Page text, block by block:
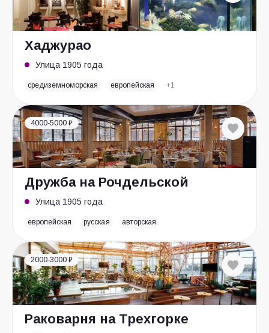
Хаджурао
Улица 1905 года
средиземноморская европейская +1
4000-5000 ₽
Дружба на Рочдельской
Улица 1905 года
европейская русская авторская
2000-3000 ₽
Раковарня на Трехгорке